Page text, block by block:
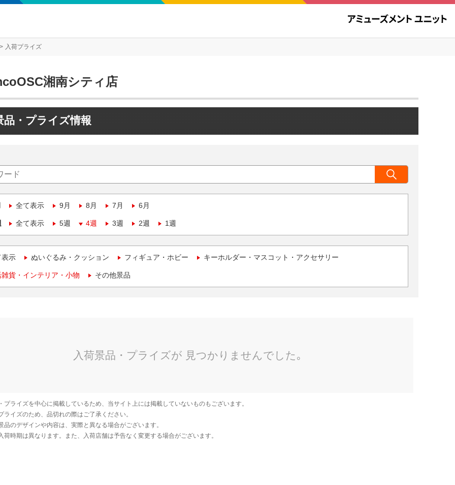
入荷プライズ
湘南シティ店
品・プライズ情報
全て表示 9月 8月 7月 6月
全て表示 5週 4週 3週 2週 1週
表示 ぬいぐるみ・クッション フィギュア・ホビー キーホルダー・マスコット・アクセサリー
貨・インテリア・小物 その他景品